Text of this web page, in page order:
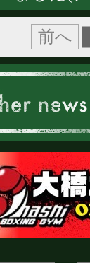
前へ